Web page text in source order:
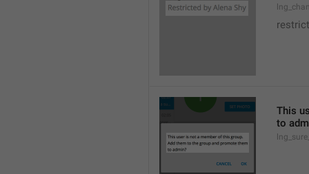
This
to